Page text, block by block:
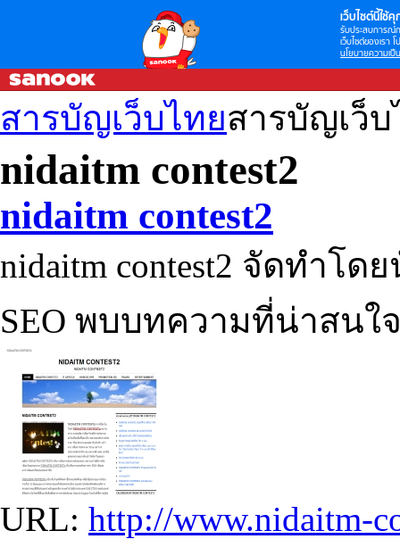
เว็บไซต์นี้ใช้คุ
รับประสบการณ์
เว็บไซต์ของเรา
นโยบายความเป็
สารบัญเว็บไทยสารบัญเว็
nidaitm contest2
nidaitm contest2
nidaitm contest2 จัดทำโ
SEO พบบทความที่น่าสนใ
URL: http://www.nidaitm-